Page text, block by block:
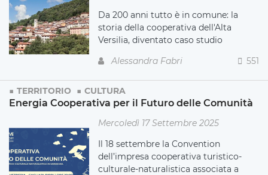
Da 200 anni tutto è in comune: la
storia della cooperativa dell'Alta
Versilia, diventato caso studio
Alessandra Fabri
551
TERRITORIO CULTURA
Energia Cooperativa per il Futuro delle Comunità
Mercoledì 17 Settembre 2025
Il 18 settembre la Convention
dell’impresa cooperativa turistico-
culturale-naturalistica associata a